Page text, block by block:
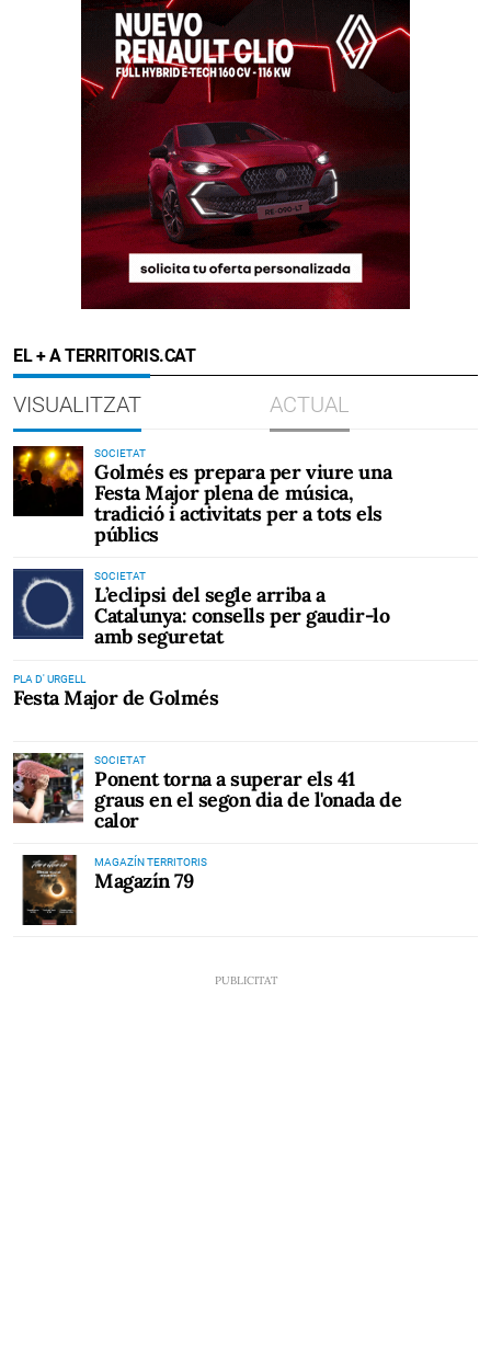
EL + A TERRITORIS.CAT
VISUALITZAT ACTUAL
SOCIETAT
Golmés es prepara per viure una
Festa Major plena de música,
tradició i activitats per a tots els
públics
SOCIETAT
L’eclipsi del segle arriba a
Catalunya: consells per gaudir-lo
amb seguretat
PLA D' URGELL
Festa Major de Golmés
SOCIETAT
Ponent torna a superar els 41
graus en el segon dia de l'onada de
calor
MAGAZÍN TERRITORIS
Magazín 79